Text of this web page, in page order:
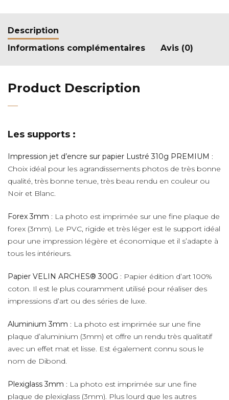
Description
Informations complémentaires
Avis (0)
Product Description
Les supports :
Impression jet d’encre sur papier Lustré 310g PREMIUM :
Choix idéal pour les agrandissements photos de très bonne
qualité, très bonne tenue, très beau rendu en couleur ou
Noir et Blanc.
Forex 3mm : La photo est imprimée sur une fine plaque de
forex (3mm). Le PVC, rigide et très léger est le support idéal
pour une impression légère et économique et il s’adapte à
tous les intérieurs.
Papier VELIN ARCHES® 300G : Papier édition d’art 100%
coton. Il est le plus couramment utilisé pour réaliser des
impressions d’art ou des séries de luxe.
Aluminium 3mm : La photo est imprimée sur une fine
plaque d’aluminium (3mm) et offre un rendu très qualitatif
avec un effet mat et lisse. Est également connu sous le
nom de Dibond.
Plexiglass 3mm : La photo est imprimée sur une fine
plaque de plexiglass (3mm). Plus lourd que les autres